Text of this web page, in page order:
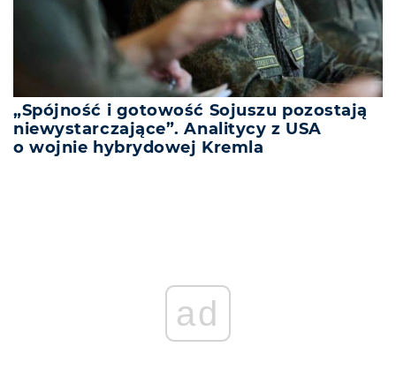
„Spójność i gotowość Sojuszu pozostają
niewystarczające”. Analitycy z USA
o wojnie hybrydowej Kremla
ad